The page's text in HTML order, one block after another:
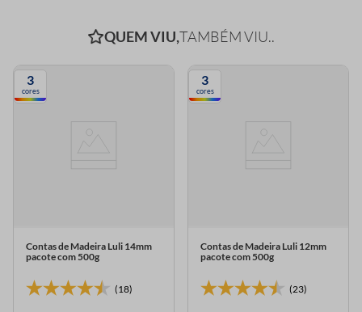
QUEM VIU,TAMBÉM VIU..
3
cores
Contas de Madeira Luli 14mm
pacote com 500g
(18)
3
cores
Contas de Madeira Luli 12mm
pacote com 500g
(23)